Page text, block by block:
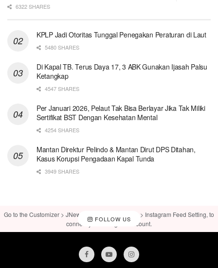
6322 SHARES
KPLP Jadi Otoritas Tunggal Penegakan Peraturan di Laut
5480 SHARES
Di Kapal TB. Terus Daya 17, 3 ABK Gunakan Ijasah Palsu
Ketangkap
4547 SHARES
Per Januari 2026, Pelaut Tak Bisa Berlayar Jika Tak Miliki
Sertifikat BST Dengan Kesehatan Mental
4254 SHARES
Mantan Direktur Pelindo & Mantan Dirut DPS Ditahan,
Kasus Korupsi Pengadaan Kapal Tunda
3949 SHARES
FOLLOW US
Go to the Customizer > JNews : Social, Like & View > Instagram Feed Setting, to
connect your Instagram account.